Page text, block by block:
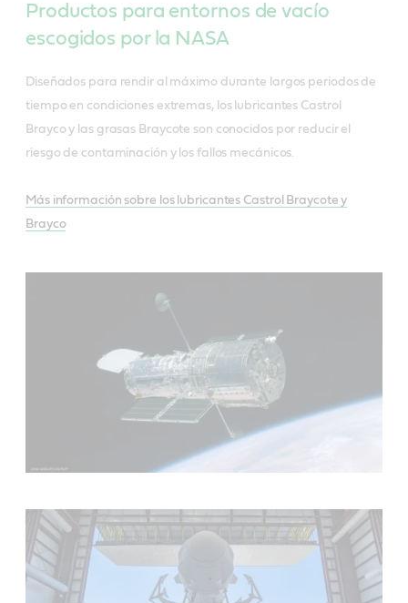
Productos para entornos de vacío
escogidos por la NASA
Diseñados para rendir al máximo durante largos periodos de
tiempo en condiciones extremas, los lubricantes Castrol
Brayco y las grasas Braycote son conocidos por reducir el
riesgo de contaminación y los fallos mecánicos.
Más información sobre los lubricantes Castrol Braycote y
Brayco